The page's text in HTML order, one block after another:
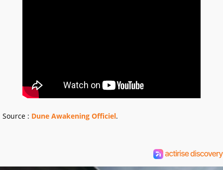
Source : Dune Awakening Officiel.